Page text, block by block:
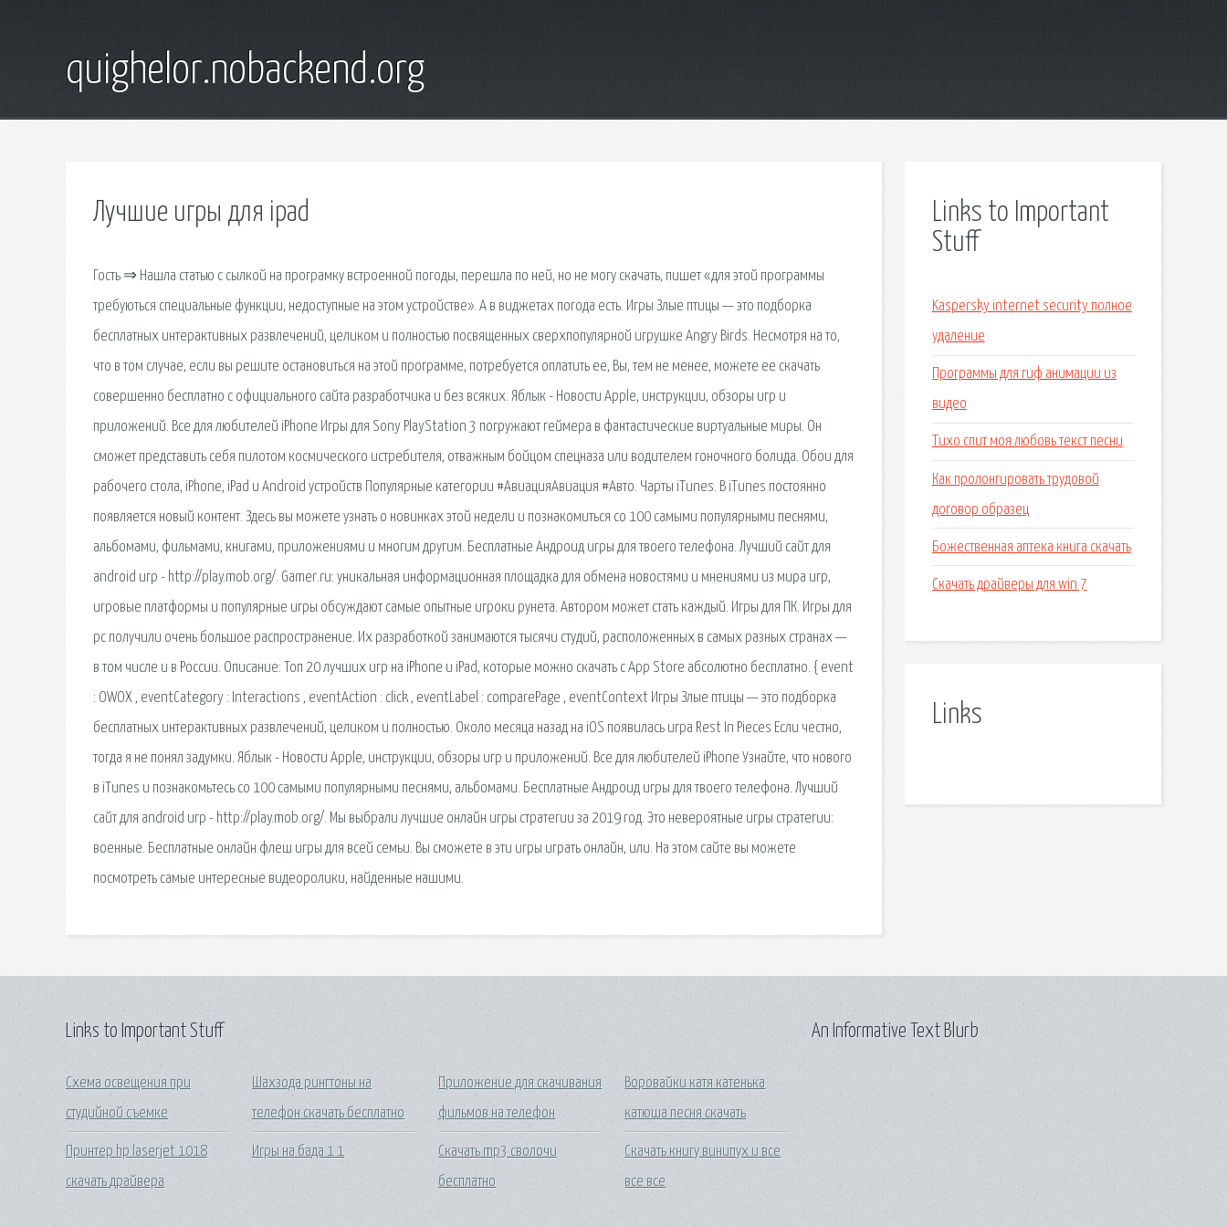
quighelor.nobackend.org
Лучшие игры для ipad
Гость ⇒ Нашла статью с сылкой на програмку встроенной погоды, перешла по ней, но не могу скачать, пишет «для этой программы
требуються специальные функции, недоступные на этом устройстве». А в виджетах погода есть. Игры Злые птицы — это подборка
бесплатных интерактивных развлечений, целиком и полностью посвященных сверхпопулярной игрушке Angry Birds. Несмотря на то,
что в том случае, если вы решите остановиться на этой программе, потребуется оплатить ее, Вы, тем не менее, можете ее скачать
совершенно бесплатно с официального сайта разработчика и без всяких. Яблык - Новости Apple, инструкции, обзоры игр и
приложений. Все для любителей iPhone Игры для Sony PlayStation 3 погружают геймера в фантастические виртуальные миры. Он
сможет представить себя пилотом космического истребителя, отважным бойцом спецназа или водителем гоночного болида. Обои для
рабочего стола, iPhone, iPad и Android устройств Популярные категории #АвиацияАвиация #Авто. Чарты iTunes. В iTunes постоянно
появляется новый контент. Здесь вы можете узнать о новинках этой недели и познакомиться со 100 самыми популярными песнями,
альбомами, фильмами, книгами, приложениями и многим другим. Бесплатные Андроид игры для твоего телефона. Лучший сайт для
android игр - http://play.mob.org/. Gamer.ru: уникальная информационная площадка для обмена новостями и мнениями из мира игр,
игровые платформы и популярные игры обсуждают самые опытные игроки рунета. Автором может стать каждый. Игры для ПК. Игры для
pc получили очень большое распространение. Их разработкой занимаются тысячи студий, расположенных в самых разных странах —
в том числе и в России. Описание: Топ 20 лучших игр на iPhone и iPad, которые можно скачать с App Store абсолютно бесплатно. { event
: OWOX , eventCategory : Interactions , eventAction : click , eventLabel : сomparePage , eventContext Игры Злые птицы — это подборка
бесплатных интерактивных развлечений, целиком и полностью. Около месяца назад на iOS появилась игра Rest In Pieces Если честно,
тогда я не понял задумки. Яблык - Новости Apple, инструкции, обзоры игр и приложений. Все для любителей iPhone Узнайте, что нового
в iTunes и познакомьтесь со 100 самыми популярными песнями, альбомами. Бесплатные Андроид игры для твоего телефона. Лучший
сайт для android игр - http://play.mob.org/. Мы выбрали лучшие онлайн игры стратегии за 2019 год. Это невероятные игры стратегии:
военные. Бесплатные онлайн флеш игры для всей семьи. Вы сможете в эти игры играть онлайн, или. На этом сайте вы можете
посмотреть самые интересные видеоролики, найденные нашими.
Links to Important
Stuff
Kaspersky internet security полное
удаление
Программы для гиф анимации из
видео
Тихо спит моя любовь текст песни
Как пролонгировать трудовой
договор образец
Божественная аптека книга скачать
Скачать драйверы для win 7
Links
Links to Important Stuff
Схема освещения при
студийной съемке
Принтер hp laserjet 1018
скачать драйвера
Шахзода рингтоны на
телефон скачать бесплатно
Игры на бада 1 1
Приложение для скачивания
фильмов на телефон
Скачать mp3 сволочи
бесплатно
Воровайки катя катенька
катюша песня скачать
Скачать книгу винипух и все
все все
An Informative Text Blurb